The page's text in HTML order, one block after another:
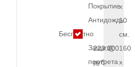
Покрытие
Антидождь
Бесплатно
Защита
портрета
x
10
см.
223.200
руб.
160
x